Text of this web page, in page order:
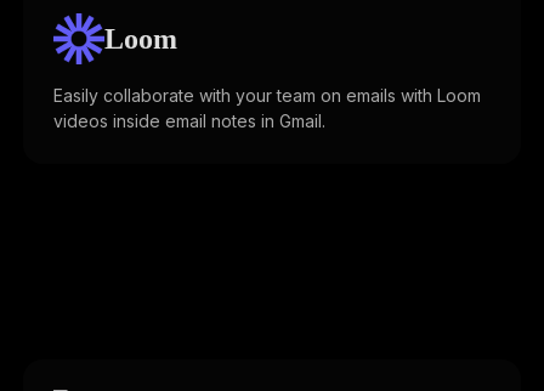
Loom
Easily collaborate with your team on emails with Loom
videos inside email notes in Gmail.